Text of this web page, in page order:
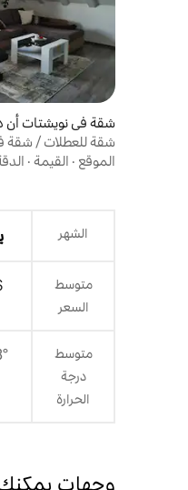
شقة في نويشتات أن
شقة للعطلات / شقة
الموقع · القيمة ·
الشهر
متوسط
السعر
متوسط
درجة
الحرارة
وجهات